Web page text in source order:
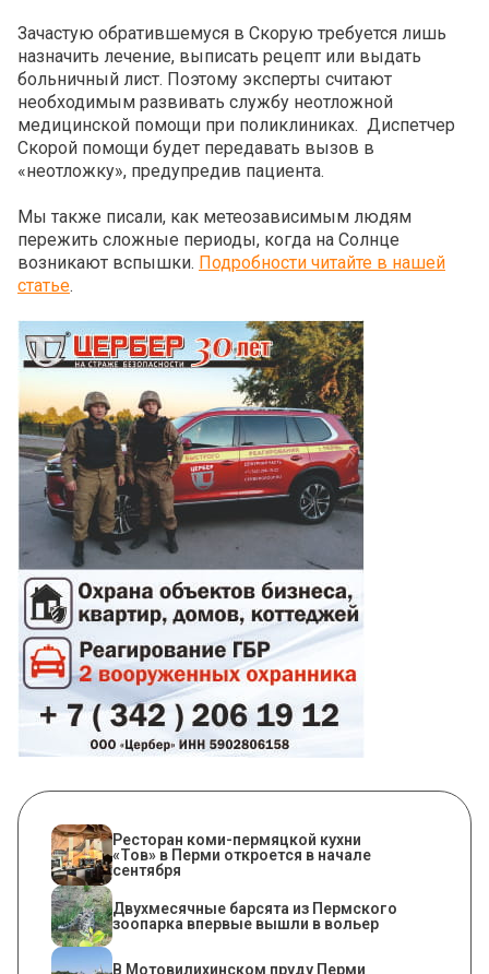
Зачастую обратившемуся в Скорую требуется лишь
назначить лечение, выписать рецепт или выдать
больничный лист. Поэтому эксперты считают
необходимым развивать службу неотложной
медицинской помощи при поликлиниках. Диспетчер
Скорой помощи будет передавать вызов в
«неотложку», предупредив пациента.
Мы также писали, как метеозависимым людям
пережить сложные периоды, когда на Солнце
возникают вспышки. Подробности читайте в нашей
статье.
Ресторан коми-пермяцкой кухни
«Тов» в Перми откроется в начале
сентября
Двухмесячные барсята из Пермского
зоопарка впервые вышли в вольер
В Мотовилихинском пруду Перми